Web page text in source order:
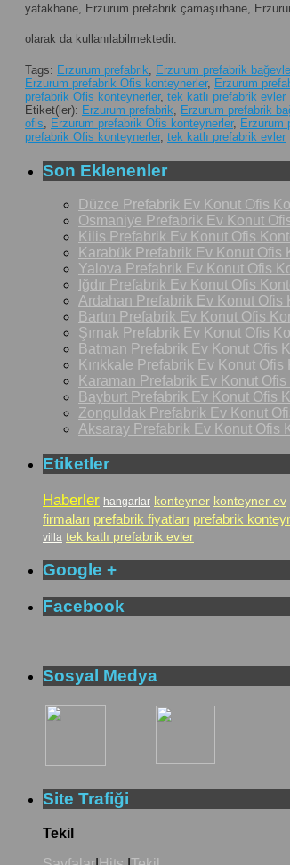
yatakhane, Erzurum prefabrik çamaşırhane,
olarak da kullanılabilmektedir.
Tags: Erzurum prefabrik Erzurum prefabrik
Erzurum prefabrik Ofis konteynerler, Erzurum
prefabrik Ofis konteynerler, tek katlı prefabrik evler
Etiket(ler): Erzurum prefabrik Erzurum prefabrik
ofis
Erzurum prefabrik Ofis konteynerler, Erzurum
prefabrik Ofis konteynerler, tek katlı prefabrik evler
Son Eklenenler
Düzce Prefabrik Ev Konut Ofis
Osmaniye Prefabrik Ev Konut
Kilis Prefabrik Ev Konut Ofis
Karabük Prefabrik Ev Konut Ofis
Yalova Prefabrik Ev Konut Ofis
Iğdır Prefabrik Ev Konut Ofis
Ardahan Prefabrik Ev Konut Ofis
Bartın Prefabrik Ev Konut Ofis
Şırnak Prefabrik Ev Konut Ofis
Batman Prefabrik Ev Konut Ofis
Kırıkkale Prefabrik Ev Konut
Karaman Prefabrik Ev Konut Ofis
Bayburt Prefabrik Ev Konut Ofis
Zonguldak Prefabrik Ev Konut
Aksaray Prefabrik Ev Konut Ofis
Etiketler
Haberler hangarlar konteyner konteyner ev
firmaları prefabrik fiyatları prefabrik
villa tek katlı prefabrik evler
Google +
Facebook
Sosyal Medya
Site Trafiği
Tekil